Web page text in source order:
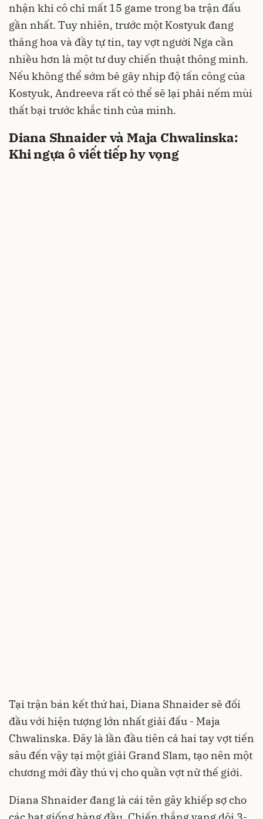
nhận khi cô chỉ mất 15 game trong ba trận đấu
gần nhất. Tuy nhiên, trước một Kostyuk đang
thăng hoa và đầy tự tin, tay vợt người Nga cần
nhiều hơn là một tư duy chiến thuật thông minh.
Nếu không thể sớm bẻ gãy nhịp độ tấn công của
Kostyuk, Andreeva rất có thể sẽ lại phải nếm mùi
thất bại trước khắc tinh của mình.
Diana Shnaider và Maja Chwalinska:
Khi ngựa ô viết tiếp hy vọng
Tại trận bán kết thứ hai, Diana Shnaider sẽ đối
đầu với hiện tượng lớn nhất giải đấu - Maja
Chwalinska. Đây là lần đầu tiên cả hai tay vợt tiến
sâu đến vậy tại một giải Grand Slam, tạo nên một
chương mới đầy thú vị cho quần vợt nữ thế giới.
Diana Shnaider đang là cái tên gây khiếp sợ cho